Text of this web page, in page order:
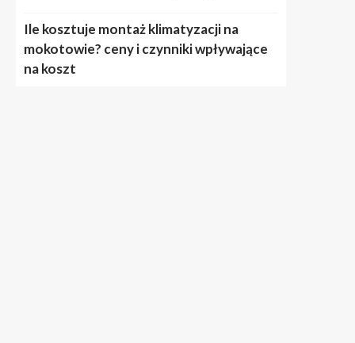
Ile kosztuje montaż klimatyzacji na
mokotowie? ceny i czynniki wpływające
na koszt